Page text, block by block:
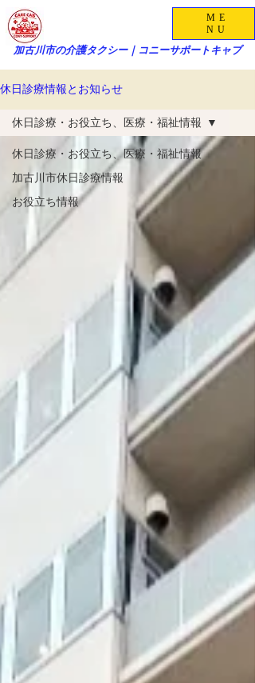
加古川市の介護タクシー｜コニーサポートキャブ
ME
NU
休日診療情報とお知らせ
休日診療・お役立ち、医療・福祉情報
加古川市休日診療情報
お役立ち情報
休日診療・お役立ち、医療・福祉情報